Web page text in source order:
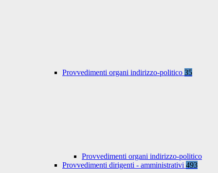
Provvedimenti organi indirizzo-politico 35
Provvedimenti organi indirizzo-politico
Provvedimenti dirigenti - amministrativi 493